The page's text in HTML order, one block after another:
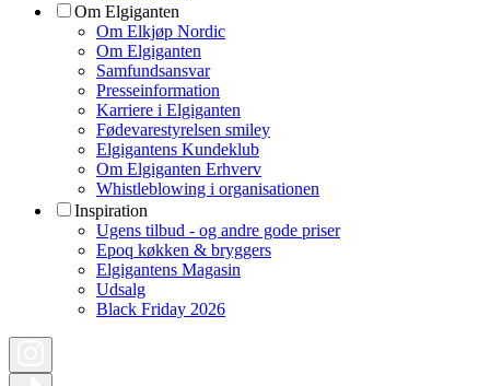
Om Elgiganten
Om Elkjøp Nordic
Om Elgiganten
Samfundsansvar
Presseinformation
Karriere i Elgiganten
Fødevarestyrelsen smiley
Elgigantens Kundeklub
Om Elgiganten Erhverv
Whistleblowing i organisationen
Inspiration
Ugens tilbud - og andre gode priser
Epoq køkken & bryggers
Elgigantens Magasin
Udsalg
Black Friday 2026